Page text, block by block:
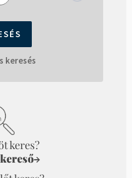
keresés
keres?
→